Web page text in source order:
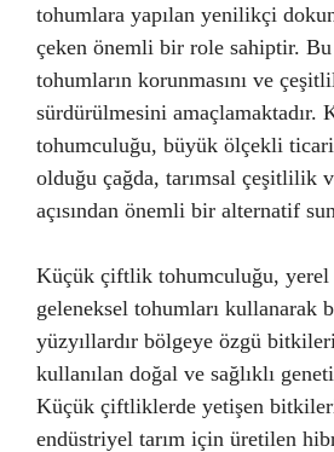
tohumlara yapılan yenilikçi
çeken önemli bir role sahiptir. Bu
tohumların korunmasını ve
sürdürülmesini amaçlamaktadır.
tohumculuğu, büyük ölçekli ticari
olduğu çağda, tarımsal çeşitlilik
açısından önemli bir alternatif
Küçük çiftlik tohumculuğu,
geleneksel tohumları kullanarak
yüzyıllardır bölgeye özgü
kullanılan doğal ve sağlıklı
Küçük çiftliklerde yetişen
endüstriyel tarım için üretilen